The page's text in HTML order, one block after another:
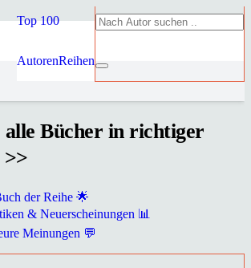
Top 100
AutorenReihen
Bücher in richtiger
>>
der Reihe 🌟
& Neuerscheinungen 📊
Meinungen 💬